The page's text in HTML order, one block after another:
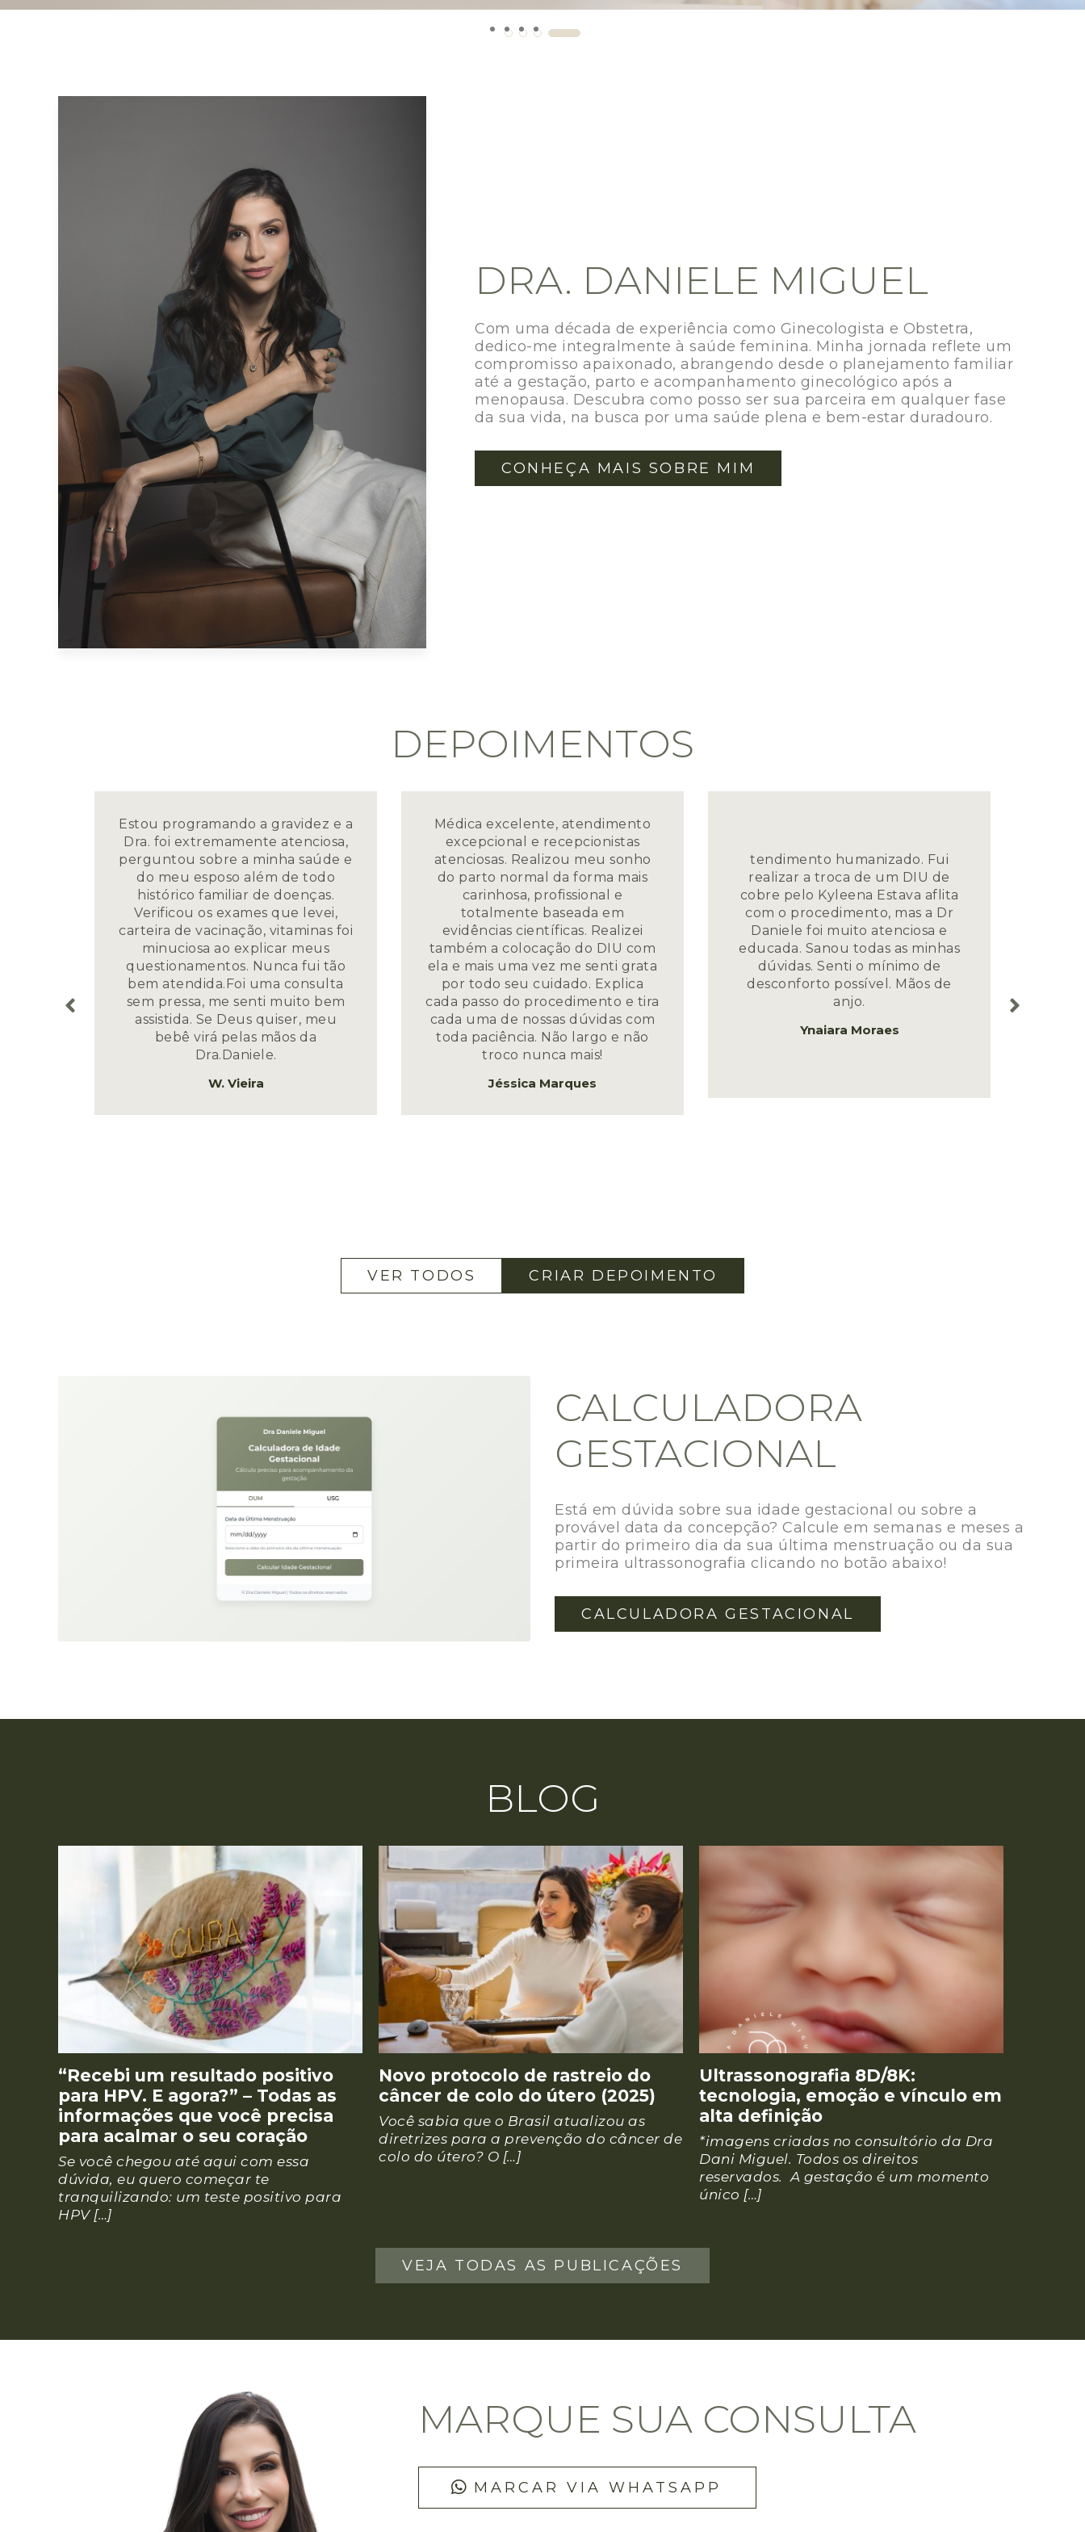
DRA. DANIELE MIGUEL
Com uma década de experiência como Ginecologista e Obstetra,
dedico-me integralmente à saúde feminina. Minha jornada reflete um
compromisso apaixonado, abrangendo desde o planejamento familiar
até a gestação, parto e acompanhamento ginecológico após a
menopausa. Descubra como posso ser sua parceira em qualquer fase
da sua vida, na busca por uma saúde plena e bem-estar duradouro.
CONHEÇA MAIS SOBRE MIM
DEPOIMENTOS
Estou programando a gravidez e a
Dra. foi extremamente atenciosa,
perguntou sobre a minha saúde e
do meu esposo além de todo
histórico familiar de doenças.
Verificou os exames que levei,
carteira de vacinação, vitaminas foi
minuciosa ao explicar meus
questionamentos. Nunca fui tão
bem atendida.Foi uma consulta
sem pressa, me senti muito bem
assistida. Se Deus quiser, meu
bebê virá pelas mãos da
Dra.Daniele.
W. Vieira
Médica excelente, atendimento
excepcional e recepcionistas
atenciosas. Realizou meu sonho
do parto normal da forma mais
carinhosa, profissional e
totalmente baseada em
evidências científicas. Realizei
também a colocação do DIU com
ela e mais uma vez me senti grata
por todo seu cuidado. Explica
cada passo do procedimento e tira
cada uma de nossas dúvidas com
toda paciência. Não largo e não
troco nunca mais!
Jéssica Marques
tendimento humanizado. Fui
realizar a troca de um DIU de
cobre pelo Kyleena Estava aflita
com o procedimento, mas a Dr
Daniele foi muito atenciosa e
educada. Sanou todas as minhas
dúvidas. Senti o mínimo de
desconforto possível. Mãos de
anjo.
Ynaiara Moraes
VER TODOS CRIAR DEPOIMENTO
CALCULADORA
GESTACIONAL
Está em dúvida sobre sua idade gestacional ou sobre a
provável data da concepção? Calcule em semanas e meses a
partir do primeiro dia da sua última menstruação ou da sua
primeira ultrassonografia clicando no botão abaixo!
CALCULADORA GESTACIONAL
BLOG
“Recebi um resultado positivo
para HPV. E agora?” – Todas as
informações que você precisa
para acalmar o seu coração
Se você chegou até aqui com essa
dúvida, eu quero começar te
tranquilizando: um teste positivo para
HPV […]
Novo protocolo de rastreio do
câncer de colo do útero (2025)
Você sabia que o Brasil atualizou as
diretrizes para a prevenção do câncer de
colo do útero? O […]
Ultrassonografia 8D/8K:
tecnologia, emoção e vínculo em
alta definição
*imagens criadas no consultório da Dra
Dani Miguel. Todos os direitos
reservados. A gestação é um momento
único […]
VEJA TODAS AS PUBLICAÇÕES
MARQUE SUA CONSULTA
MARCAR VIA WHATSAPP